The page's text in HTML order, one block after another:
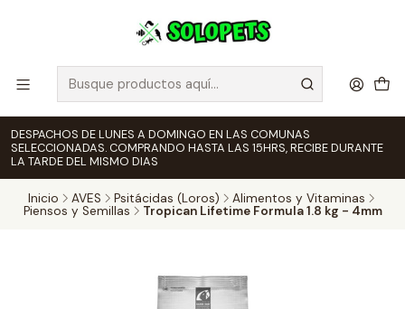
DESPACHOS DE LUNES A DOMINGO EN LAS COMUNAS
SELECCIONADAS. COMPRANDO HASTA LAS 15HRS, RECIBE DURANTE
LA TARDE DEL MISMO DIAS
Inicio AVES Psitácidas (Loros)
Alimentos y Vitaminas
Piensos y Semillas
Tropican Lifetime Formula 1.8 kg - 4mm